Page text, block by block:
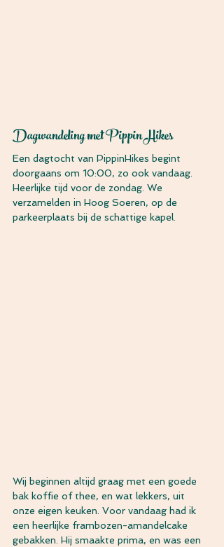
Dagwandeling met Pippin Hikes
Een dagtocht van PippinHikes begint
doorgaans om 10:00, zo ook vandaag.
Heerlijke tijd voor de zondag. We
verzamelden in Hoog Soeren, op de
parkeerplaats bij de schattige kapel.
Wij beginnen altijd graag met een goede
bak koffie of thee, en wat lekkers, uit
onze eigen keuken. Voor vandaag had ik
een heerlijke frambozen-amandelcake
gebakken. Hij smaakte prima, en was een